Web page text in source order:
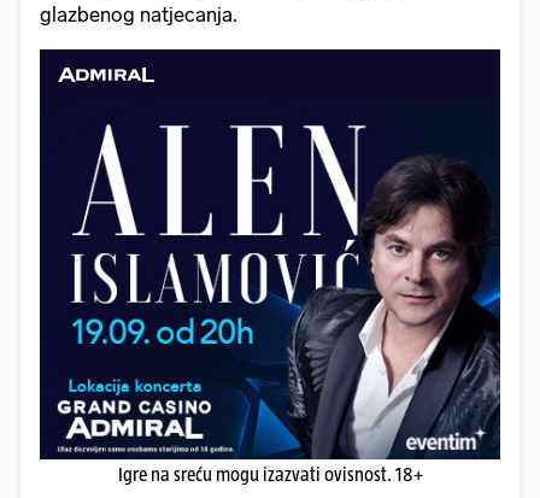
glazbenog natjecanja.
Igre na sreću mogu izazvati ovisnost. 18+